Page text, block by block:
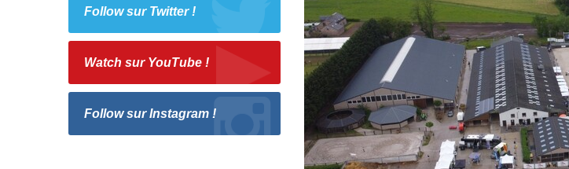
Follow sur Twitter !
Watch sur YouTube !
Follow sur Instagram !